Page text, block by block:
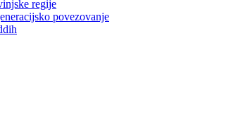
regije
povezovanje